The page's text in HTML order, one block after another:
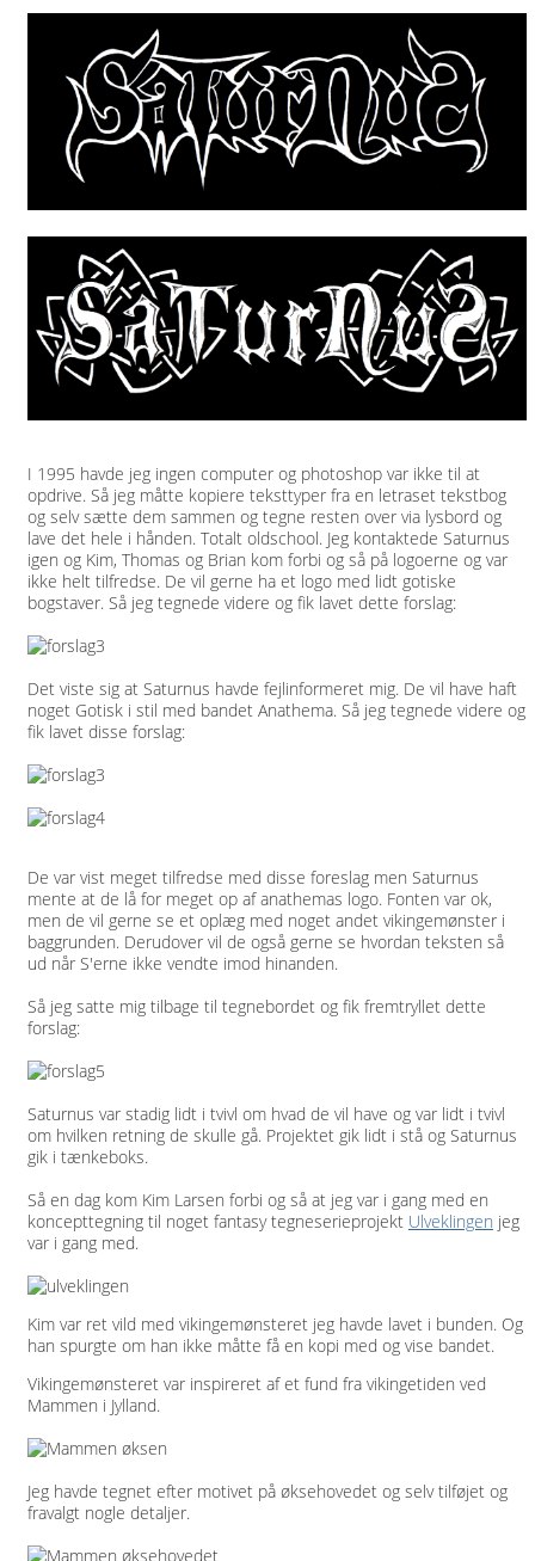
I 1995 havde jeg ingen computer og photoshop var ikke til at
opdrive. Så jeg måtte kopiere teksttyper fra en letraset tekstbog
og selv sætte dem sammen og tegne resten over via lysbord og
lave det hele i hånden. Totalt oldschool. Jeg kontaktede Saturnus
igen og Kim, Thomas og Brian kom forbi og så på logoerne og var
ikke helt tilfredse. De vil gerne ha et logo med lidt gotiske
bogstaver. Så jeg tegnede videre og fik lavet dette forslag:
Det viste sig at Saturnus havde fejlinformeret mig. De vil have haft
noget Gotisk i stil med bandet Anathema. Så jeg tegnede videre og
fik lavet disse forslag:
De var vist meget tilfredse med disse foreslag men Saturnus
mente at de lå for meget op af anathemas logo. Fonten var ok,
men de vil gerne se et oplæg med noget andet vikingemønster i
baggrunden. Derudover vil de også gerne se hvordan teksten så
ud når S'erne ikke vendte imod hinanden.
Så jeg satte mig tilbage til tegnebordet og fik fremtryllet dette
forslag:
Saturnus var stadig lidt i tvivl om hvad de vil have og var lidt i tvivl
om hvilken retning de skulle gå. Projektet gik lidt i stå og Saturnus
gik i tænkeboks.
Så en dag kom Kim Larsen forbi og så at jeg var i gang med en
koncepttegning til noget fantasy tegneserieprojekt Ulveklingen jeg
var i gang med.
Kim var ret vild med vikingemønsteret jeg havde lavet i bunden. Og
han spurgte om han ikke måtte få en kopi med og vise bandet.
Vikingemønsteret var inspireret af et fund fra vikingetiden ved
Mammen i Jylland.
Jeg havde tegnet efter motivet på øksehovedet og selv tilføjet og
fravalgt nogle detaljer.